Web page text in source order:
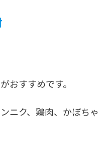
おすすめです。
ニク、鶏肉、かぼちゃ